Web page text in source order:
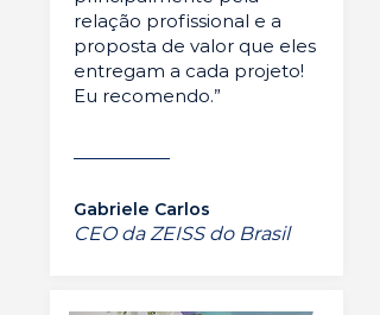
relação profissional e a
proposta de valor que eles
entregam a cada projeto!
Eu recomendo.”
Gabriele Carlos
CEO da ZEISS do Brasil